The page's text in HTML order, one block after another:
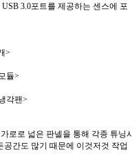
3.0포트를 제공하는 센스에 포
>
듈>
각팬>
로로 넓은 판넬을 통해 각종 튜닝시
간도 많기 때문에 이것저것 작업